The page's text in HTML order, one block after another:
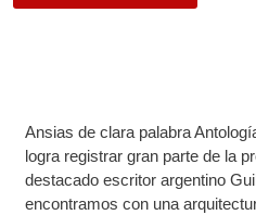
Ansias de clara palabra
logra registrar gran parte de la
destacado escritor argentino
encontramos con una